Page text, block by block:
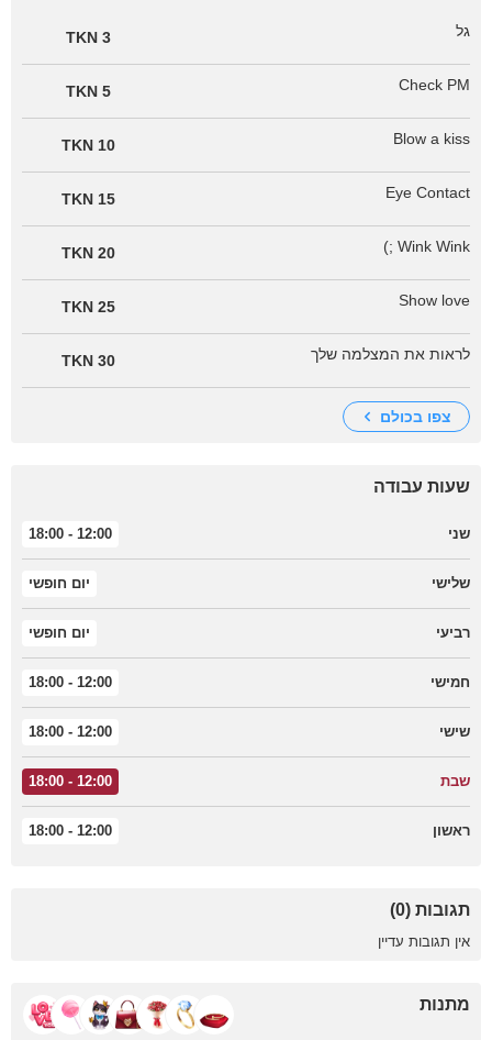
גל 3 TKN
Check PM
5 TKN
Blow a kiss
10 TKN
Eye Contact
15 TKN
Wink Wink ;)
20 TKN
Show love
25 TKN
לראות את המצלמה שלך 30 TKN
צפו בכולם
שעות עבודה
שני 12:00 - 18:00
שלישי יום חופשי
רביעי יום חופשי
חמישי 12:00 - 18:00
שישי 12:00 - 18:00
שבת 12:00 - 18:00
ראשון 12:00 - 18:00
תגובות (0)
אין תגובות עדיין
מתנות